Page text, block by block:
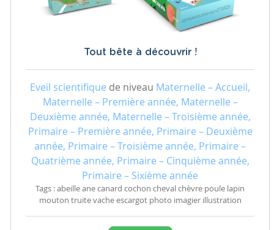
Tout bête à découvrir !
Eveil scientifique de niveau Maternelle – Accueil,
Maternelle – Première année, Maternelle –
Deuxième année, Maternelle – Troisième année,
Primaire – Première année, Primaire – Deuxième
année, Primaire – Troisième année, Primaire –
Quatrième année, Primaire – Cinquième année,
Primaire – Sixième année
Tags : abeille ane canard cochon cheval chèvre poule lapin
mouton truite vache escargot photo imagier illustration